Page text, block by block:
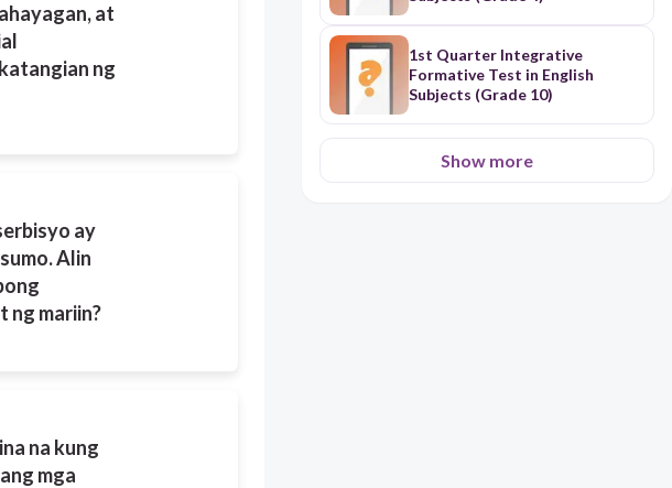
at
ng
ay
Alin
ng mariin?
na kung
mga
1st Quarter Integrative
Formative Test in English
Subjects (Grade 10)
Show more